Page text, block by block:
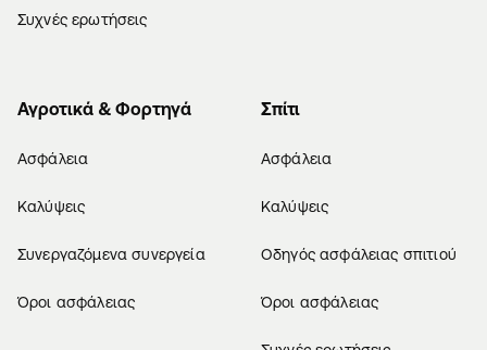
Συχνές ερωτήσεις
Αγροτικά & Φορτηγά
Ασφάλεια
Καλύψεις
Συνεργαζόμενα συνεργεία
Όροι ασφάλειας
Σπίτι
Ασφάλεια
Καλύψεις
Οδηγός ασφάλειας σπιτιού
Όροι ασφάλειας